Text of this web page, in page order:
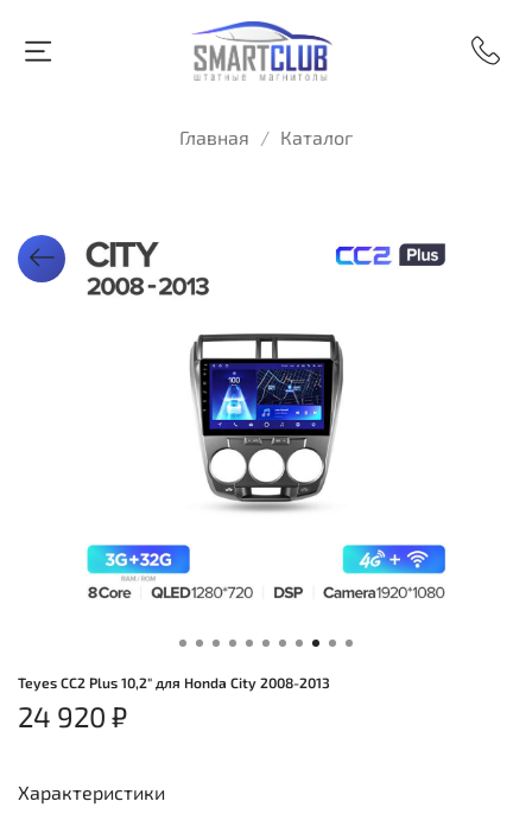
Главная Каталог
Teyes CC2 Plus 10,2" для Honda City 2008-2013
24 920 ₽
Характеристики